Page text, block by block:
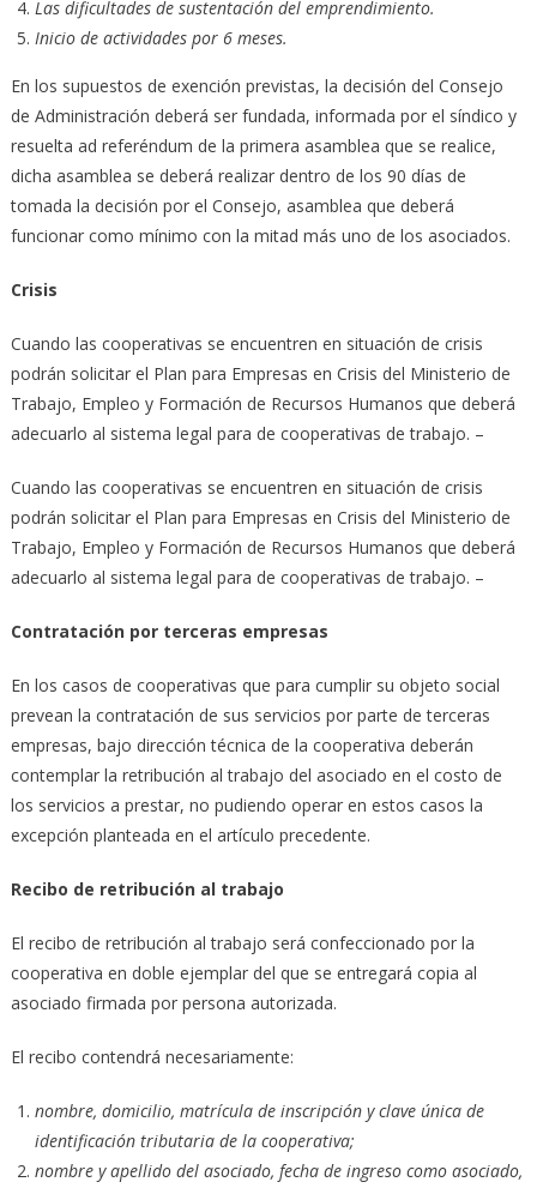
Las dificultades de sustentación del emprendimiento.
Inicio de actividades por 6 meses.
En los supuestos de exención previstas, la decisión del Consejo
de Administración deberá ser fundada, informada por el síndico y
resuelta ad referéndum de la primera asamblea que se realice,
dicha asamblea se deberá realizar dentro de los 90 días de
tomada la decisión por el Consejo, asamblea que deberá
funcionar como mínimo con la mitad más uno de los asociados.
Crisis
Cuando las cooperativas se encuentren en situación de crisis
podrán solicitar el Plan para Empresas en Crisis del Ministerio de
Trabajo, Empleo y Formación de Recursos Humanos que deberá
adecuarlo al sistema legal para de cooperativas de trabajo. –
Cuando las cooperativas se encuentren en situación de crisis
podrán solicitar el Plan para Empresas en Crisis del Ministerio de
Trabajo, Empleo y Formación de Recursos Humanos que deberá
adecuarlo al sistema legal para de cooperativas de trabajo. –
Contratación por terceras empresas
En los casos de cooperativas que para cumplir su objeto social
prevean la contratación de sus servicios por parte de terceras
empresas, bajo dirección técnica de la cooperativa deberán
contemplar la retribución al trabajo del asociado en el costo de
los servicios a prestar, no pudiendo operar en estos casos la
excepción planteada en el artículo precedente.
Recibo de retribución al trabajo
El recibo de retribución al trabajo será confeccionado por la
cooperativa en doble ejemplar del que se entregará copia al
asociado firmada por persona autorizada.
El recibo contendrá necesariamente:
nombre, domicilio, matrícula de inscripción y clave única de
identificación tributaria de la cooperativa;
nombre y apellido del asociado, fecha de ingreso como asociado,